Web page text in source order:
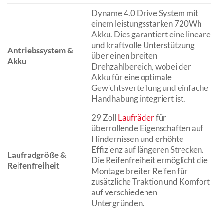
Antriebssystem &
Akku
Dyname 4.0 Drive System mit
einem leistungsstarken 720Wh
Akku. Dies garantiert eine lineare
und kraftvolle Unterstützung
über einen breiten
Drehzahlbereich, wobei der
Akku für eine optimale
Gewichtsverteilung und einfache
Handhabung integriert ist.
Laufradgröße &
Reifenfreiheit
29 Zoll Laufräderfür
überrollende Eigenschaften auf
Hindernissen und erhöhte
Effizienz auf längeren Strecken.
Die Reifenfreiheit ermöglicht die
Montage breiter Reifen für
zusätzliche Traktion und Komfort
auf verschiedenen
Untergründen.